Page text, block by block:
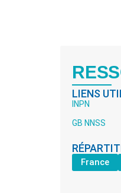
LIENS
INPN
GB NNSS
France